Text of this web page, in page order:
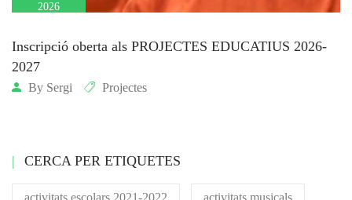
2026
Inscripció oberta als PROJECTES EDUCATIUS 2026-
2027
By Sergi Projectes
CERCA PER ETIQUETES